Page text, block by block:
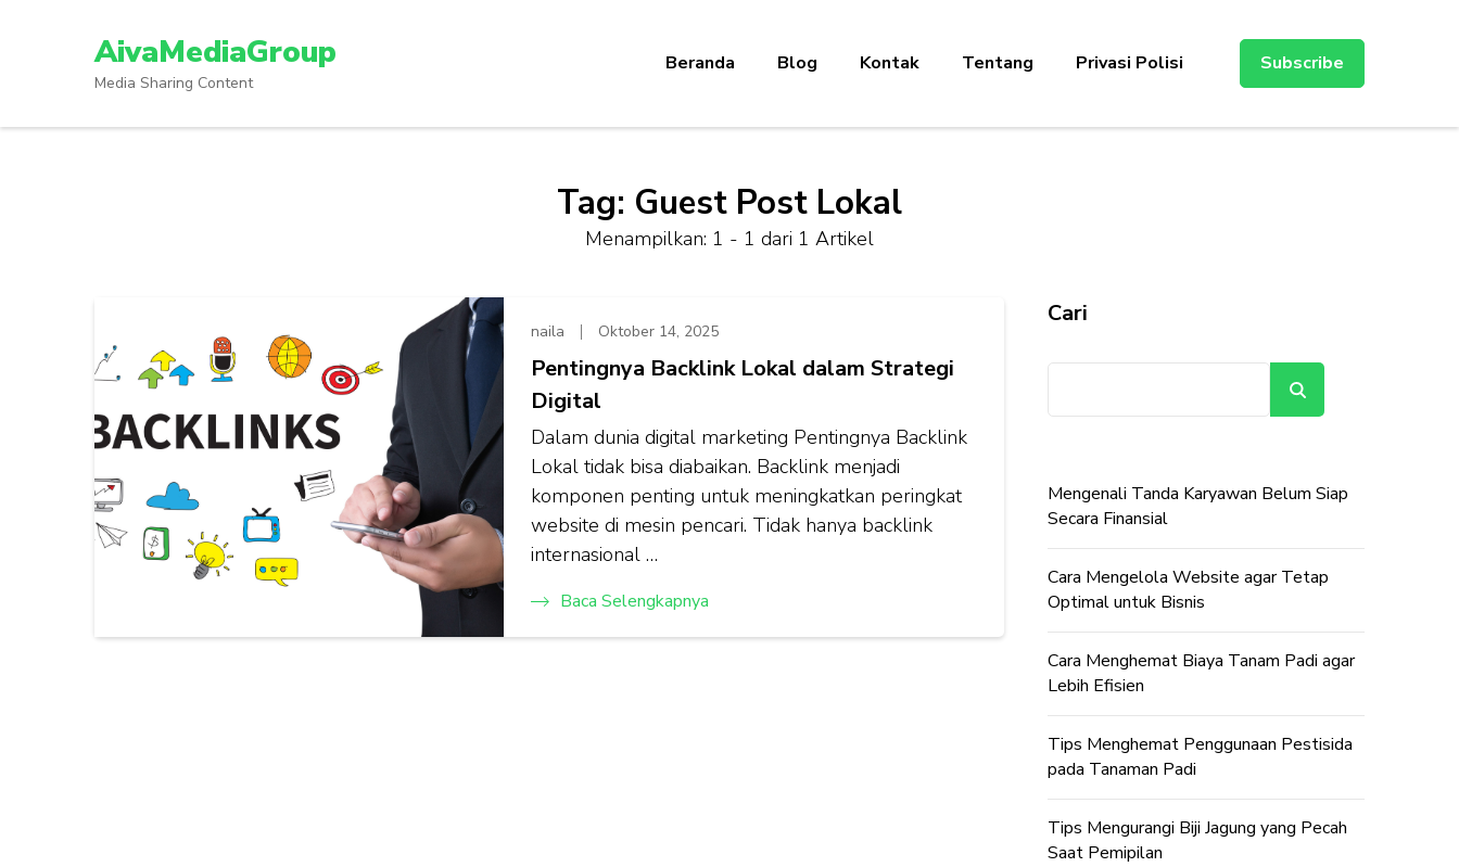
Enter)
AivaMediaGroup
Media Sharing Content
Beranda Blog Kontak Tentang Privasi Polisi Subscribe
Tag: Guest Post Lokal
Menampilkan: 1 - 1 dari 1 Artikel
naila Oktober 14, 2025
Pentingnya Backlink Lokal dalam Strategi
Digital
Dalam dunia digital marketing Pentingnya Backlink
Lokal tidak bisa diabaikan. Backlink menjadi
komponen penting untuk meningkatkan peringkat
website di mesin pencari. Tidak hanya backlink
internasional …
Baca Selengkapnya
Cari
Mengenali Tanda Karyawan Belum Siap
Secara Finansial
Cara Mengelola Website agar Tetap
Optimal untuk Bisnis
Cara Menghemat Biaya Tanam Padi agar
Lebih Efisien
Tips Menghemat Penggunaan Pestisida
pada Tanaman Padi
Tips Mengurangi Biji Jagung yang Pecah
Saat Pemipilan